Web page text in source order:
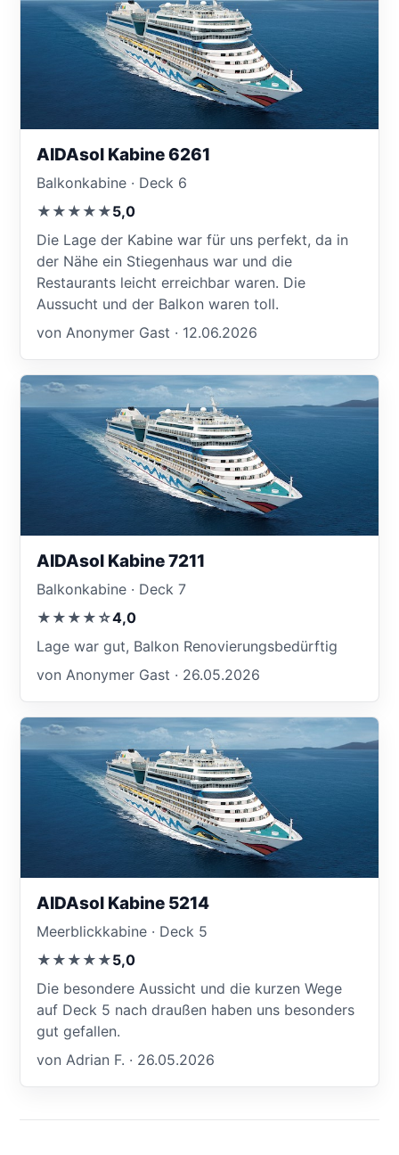
AIDAsol Kabine 6261
Balkonkabine · Deck 6
★★★★★5,0
Die Lage der Kabine war für uns perfekt, da in
der Nähe ein Stiegenhaus war und die
Restaurants leicht erreichbar waren. Die
Aussucht und der Balkon waren toll.
von Anonymer Gast · 12.06.2026
AIDAsol Kabine 7211
Balkonkabine · Deck 7
★★★★☆4,0
Lage war gut, Balkon Renovierungsbedürftig
von Anonymer Gast · 26.05.2026
AIDAsol Kabine 5214
Meerblickkabine · Deck 5
★★★★★5,0
Die besondere Aussicht und die kurzen Wege
auf Deck 5 nach draußen haben uns besonders
gut gefallen.
von Adrian F. · 26.05.2026